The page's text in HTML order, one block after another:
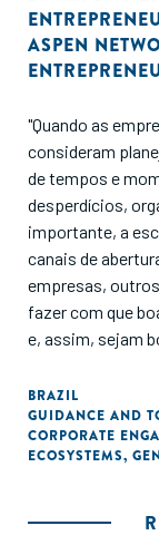
ASPEN
"Quando as
consideram
de tempos e
desperdícios,
importante, a
canais de
empresas,
fazer com que
e, assim, sejam
para a sociedade
BRAZIL
GUIDANCE AND
CORPORATE
ECOSYSTEMS,